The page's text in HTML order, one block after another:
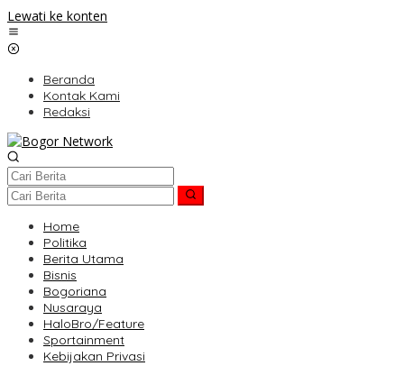
Lewati ke konten
Beranda
Kontak Kami
Redaksi
Home
Politika
Berita Utama
Bisnis
Bogoriana
Nusaraya
HaloBro/Feature
Sportainment
Kebijakan Privasi